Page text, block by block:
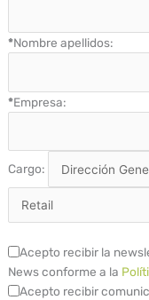
*Nombre apellidos:
*Empresa:
Cargo:
Acepto recibir la
News conforme a la
Acepto recibir